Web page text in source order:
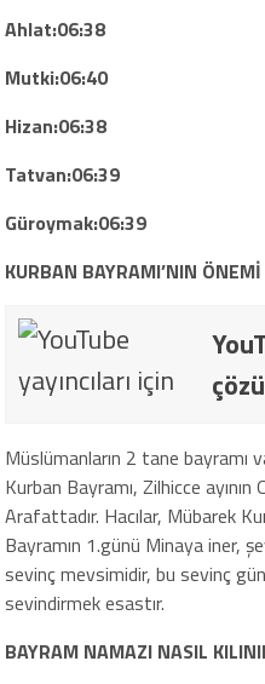
Ahlat:06:38
Mutki:06:40
Hizan:06:38
Tatvan:06:39
Güroymak:06:39
KURBAN BAYRAMI’NIN ÖNEMİ
Müslümanların 2 tane bayramı
Kurban Bayramı, Zilhicce
Arafattadır. Hacılar, Mübarek
Bayramın 1.günü Minaya iner,
sevinç mevsimidir, bu sevinç
sevindirmek esastır.
BAYRAM NAMAZI NASIL